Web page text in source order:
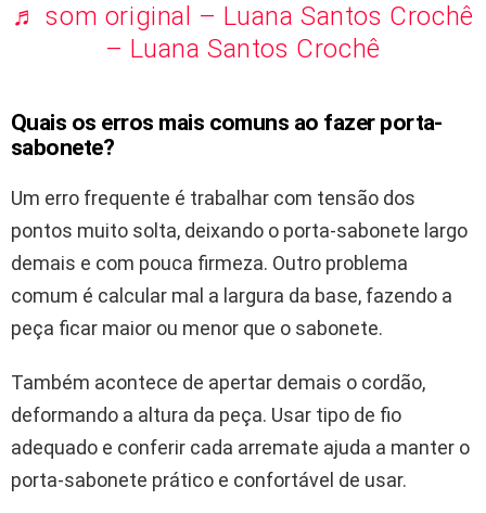
♬ som original – Luana Santos Crochê
– Luana Santos Crochê
Quais os erros mais comuns ao fazer porta-
sabonete?
Um erro frequente é trabalhar com tensão dos
pontos muito solta, deixando o porta-sabonete largo
demais e com pouca firmeza. Outro problema
comum é calcular mal a largura da base, fazendo a
peça ficar maior ou menor que o sabonete.
Também acontece de apertar demais o cordão,
deformando a altura da peça. Usar tipo de fio
adequado e conferir cada arremate ajuda a manter o
porta-sabonete prático e confortável de usar.